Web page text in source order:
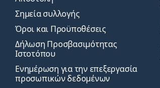
Σημεία συλλογής
Όροι και Προϋποθέσεις
Δήλωση Προσβασιμότητας
Ιστοτόπου
Ενημέρωση για την επεξεργασία
προσωπικών δεδομένων